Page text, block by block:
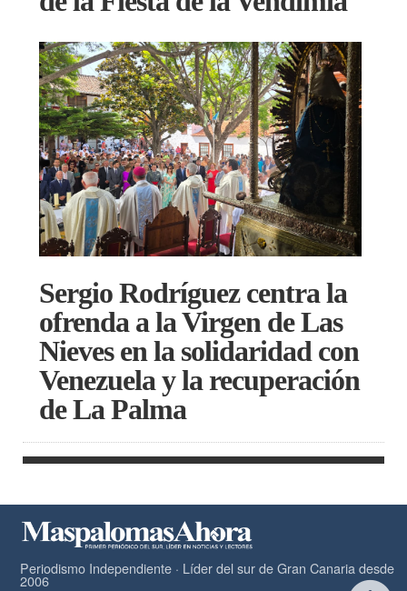
Sergio Rodríguez centra la
ofrenda a la Virgen de Las
Nieves en la solidaridad con
Venezuela y la recuperación
de La Palma
Periodismo Independiente · Líder del sur de Gran Canaria desde
2006